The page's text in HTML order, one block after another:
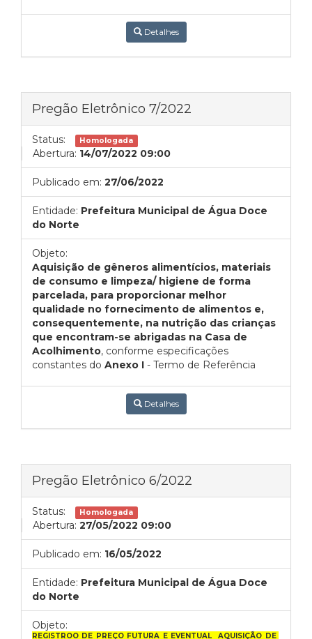
Detalhes
Pregão Eletrônico 7/2022
Status: Homologada
Abertura: 14/07/2022 09:00
Publicado em: 27/06/2022
Entidade: Prefeitura Municipal de Água Doce
do Norte
Objeto:
Aquisição de gêneros alimentícios, materiais
de consumo e limpeza/ higiene de forma
parcelada, para proporcionar melhor
qualidade no fornecimento de alimentos e,
consequentemente, na nutrição das crianças
que encontram-se abrigadas na Casa de
Acolhimento, conforme especificações
constantes do Anexo I - Termo de Referência
Detalhes
Pregão Eletrônico 6/2022
Status: Homologada
Abertura: 27/05/2022 09:00
Publicado em: 16/05/2022
Entidade: Prefeitura Municipal de Água Doce
do Norte
Objeto:
REGISTROO DE PREÇO FUTURA E EVENTUAL AQUISIÇÃO DE